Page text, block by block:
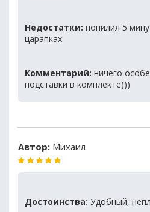
Недостатки: попилил 5
царапках
Комментарий: ничего
подставки в комплекте)))
Автор: Михаил
Достоинства: Удобный,